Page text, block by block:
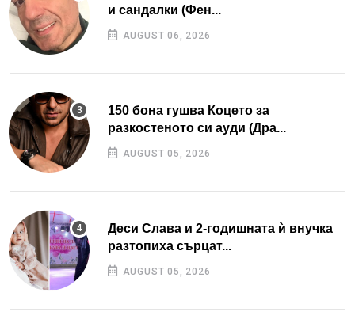
и сандалки (Фен...
AUGUST 06, 2026
150 бона гушва Коцето за
разкостеното си ауди (Дра...
AUGUST 05, 2026
Деси Слава и 2-годишната ѝ внучка
разтопиха сърцат...
AUGUST 05, 2026